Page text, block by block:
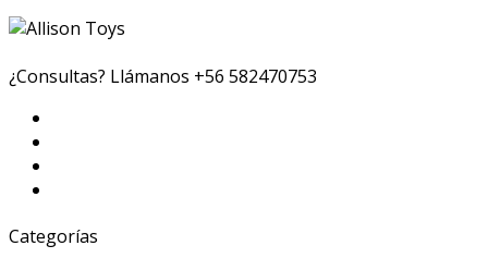
¿Consultas? Llámanos +56 582470753
Categorías